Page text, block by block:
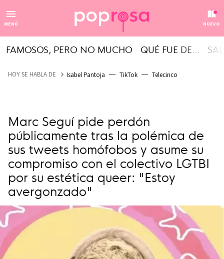
MENÚ NUEVO
FAMOSOS, PERO NO MUCHO QUÉ FUE DE...
HOY SE HABLA DE Isabel Pantoja TikTok Telecinco
Marc Seguí pide perdón
públicamente tras la polémica de
sus tweets homófobos y asume su
compromiso con el colectivo LGTBI
por su estética queer: "Estoy
avergonzado"